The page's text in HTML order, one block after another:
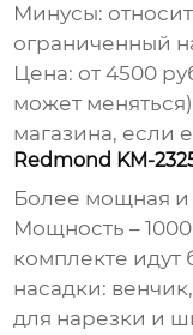
Минусы:
ограниченный
Цена: от 4500
может
магазина, если
Redmond KM-
Более мощная и
Мощность –
комплекте идут
насадки:
для нарезки и